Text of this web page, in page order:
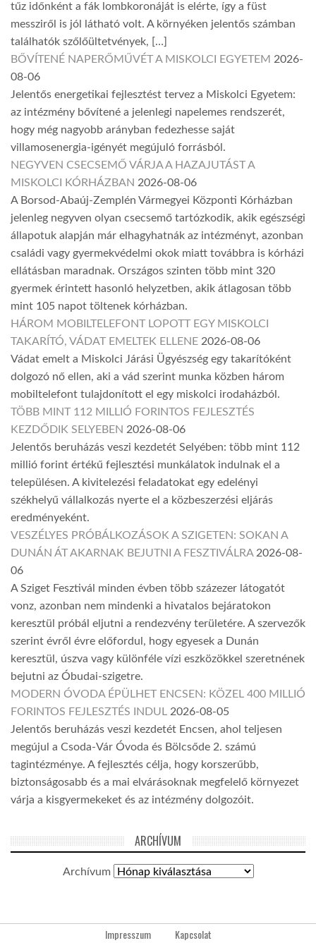
tűz időnként a fák lombkoronáját is elérte, így a füst
messziről is jól látható volt. A környéken jelentős számban
találhatók szőlőültetvények, […]
BŐVÍTENÉ NAPERŐMŰVÉT A MISKOLCI EGYETEM 2026-
08-06
Jelentős energetikai fejlesztést tervez a Miskolci Egyetem:
az intézmény bővítené a jelenlegi napelemes rendszerét,
hogy még nagyobb arányban fedezhesse saját
villamosenergia-igényét megújuló forrásból.
NEGYVEN CSECSEMŐ VÁRJA A HAZAJUTÁST A
MISKOLCI KÓRHÁZBAN 2026-08-06
A Borsod-Abaúj-Zemplén Vármegyei Központi Kórházban
jelenleg negyven olyan csecsemő tartózkodik, akik egészségi
állapotuk alapján már elhagyhatnák az intézményt, azonban
családi vagy gyermekvédelmi okok miatt továbbra is kórházi
ellátásban maradnak. Országos szinten több mint 320
gyermek érintett hasonló helyzetben, akik átlagosan több
mint 105 napot töltenek kórházban.
HÁROM MOBILTELEFONT LOPOTT EGY MISKOLCI
TAKARÍTÓ, VÁDAT EMELTEK ELLENE 2026-08-06
Vádat emelt a Miskolci Járási Ügyészség egy takarítóként
dolgozó nő ellen, aki a vád szerint munka közben három
mobiltelefont tulajdonított el egy miskolci irodaházból.
TÖBB MINT 112 MILLIÓ FORINTOS FEJLESZTÉS
KEZDŐDIK SELYEBEN 2026-08-06
Jelentős beruházás veszi kezdetét Selyében: több mint 112
millió forint értékű fejlesztési munkálatok indulnak el a
településen. A kivitelezési feladatokat egy edelényi
székhelyű vállalkozás nyerte el a közbeszerzési eljárás
eredményeként.
VESZÉLYES PRÓBÁLKOZÁSOK A SZIGETEN: SOKAN A
DUNÁN ÁT AKARNAK BEJUTNI A FESZTIVÁLRA 2026-08-
06
A Sziget Fesztivál minden évben több százezer látogatót
vonz, azonban nem mindenki a hivatalos bejáratokon
keresztül próbál eljutni a rendezvény területére. A szervezők
szerint évről évre előfordul, hogy egyesek a Dunán
keresztül, úszva vagy különféle vízi eszközökkel szeretnének
bejutni az Óbudai-szigetre.
MODERN ÓVODA ÉPÜLHET ENCSEN: KÖZEL 400 MILLIÓ
FORINTOS FEJLESZTÉS INDUL 2026-08-05
Jelentős beruházás veszi kezdetét Encsen, ahol teljesen
megújul a Csoda-Vár Óvoda és Bölcsőde 2. számú
tagintézménye. A fejlesztés célja, hogy korszerűbb,
biztonságosabb és a mai elvárásoknak megfelelő környezet
várja a kisgyermekeket és az intézmény dolgozóit.
ARCHÍVUM
Archívum
Impresszum Kapcsolat